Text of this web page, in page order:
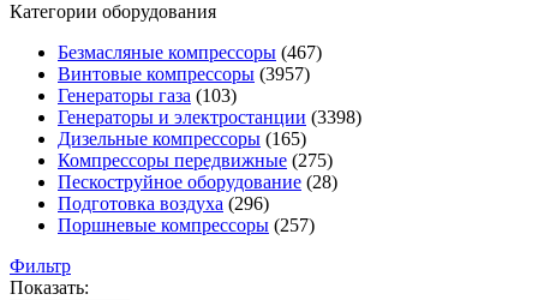
Категории оборудования
Безмасляные компрессоры (467)
Винтовые компрессоры (3957)
Генераторы газа (103)
Генераторы и электростанции (3398)
Дизельные компрессоры (165)
Компрессоры передвижные (275)
Пескоструйное оборудование (28)
Подготовка воздуха (296)
Поршневые компрессоры (257)
Фильтр
Показать: